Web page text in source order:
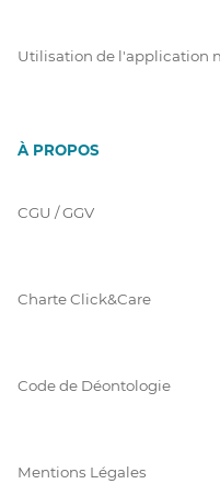
Utilisation de l'application
À PROPOS
CGU / GGV
Charte Click&Care
Code de Déontologie
Mentions Légales